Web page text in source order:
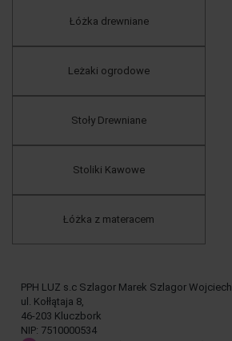
Łóżka drewniane
Leżaki ogrodowe
Stoły Drewniane
Stoliki Kawowe
Łóżka z materacem
PPH LUZ s.c Szlagor Marek Szlagor Wojciech
ul. Kołłątaja 8,
46-203 Kluczbork
NIP: 7510000534